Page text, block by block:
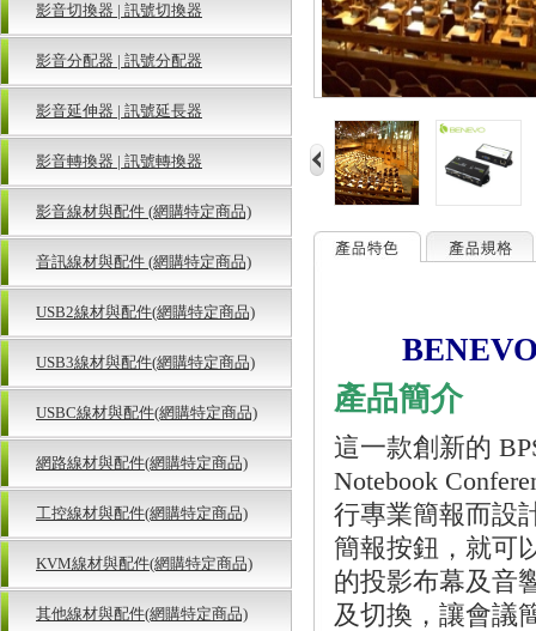
影音切換器 | 訊號切換器
影音分配器 | 訊號分配器
影音延伸器 | 訊號延長器
影音轉換器 | 訊號轉換器
影音線材與配件 (網購特定商品)
音訊線材與配件 (網購特定商品)
USB2線材與配件(網購特定商品)
USB3線材與配件(網購特定商品)
USBC線材與配件(網購特定商品)
網路線材與配件(網購特定商品)
工控線材與配件(網購特定商品)
KVM線材與配件(網購特定商品)
其他線材與配件(網購特定商品)
產品簡介
這一款創新的
Notebook
行專業簡報而設
簡報按鈕，就可
的投影布幕及音
及切換，讓會議